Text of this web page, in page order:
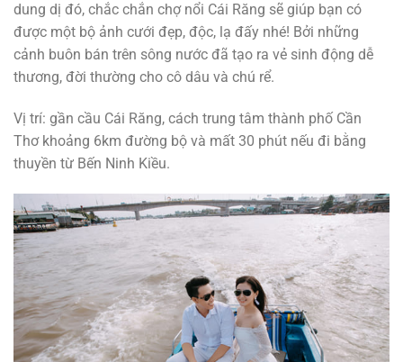
dung dị đó, chắc chắn chợ nổi Cái Răng sẽ giúp bạn có
được một bộ ảnh cưới đẹp, độc, lạ đấy nhé! Bởi những
cảnh buôn bán trên sông nước đã tạo ra vẻ sinh động dễ
thương, đời thường cho cô dâu và chú rể.
Vị trí: gần cầu Cái Răng, cách trung tâm thành phố Cần
Thơ khoảng 6km đường bộ và mất 30 phút nếu đi bằng
thuyền từ Bến Ninh Kiều.